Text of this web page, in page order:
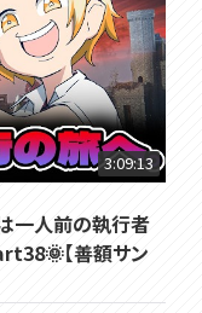
3:09:13
は一人前の執行者
【善額サン